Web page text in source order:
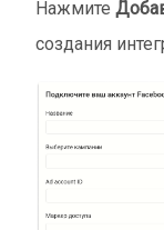
Нажмите
создания